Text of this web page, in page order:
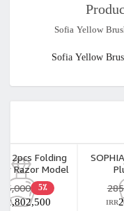
Sofia Yellow
Sofia Yellow
2pcs Folding
Razor Model
R03
5٪
2,802,500 IRR